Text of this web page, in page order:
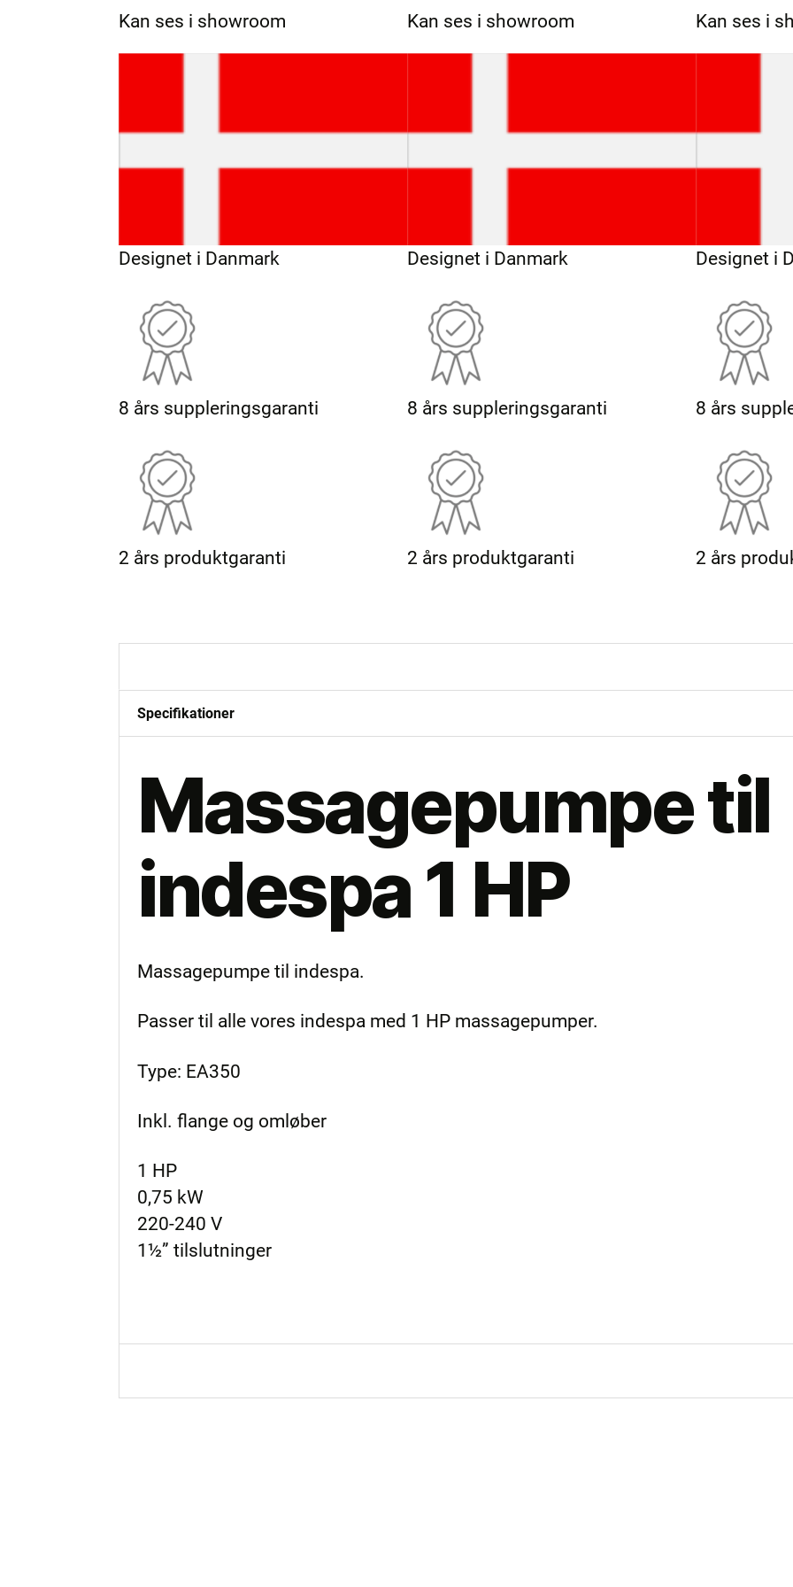
Kan ses i showroom
Designet i Danmark
8 års suppleringsgaranti
2 års produktgaranti
Kan ses i showroom
Designet i Danmark
8 års suppleringsgaranti
2 års produktgaranti
Kan ses i
Designet i
8 års
2 års
Specifikationer
Massagepumpe til
indespa 1 HP
Massagepumpe til indespa.
Passer til alle vores indespa med 1 HP massagepumper.
Type: EA350
Inkl. flange og omløber
1 HP
0,75 kW
220-240 V
1½” tilslutninger